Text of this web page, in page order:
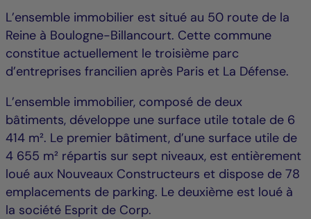
L’ensemble immobilier est situé au 50 route de la
Reine à Boulogne-Billancourt. Cette commune
constitue actuellement le troisième parc
d’entreprises francilien après Paris et La Défense.
L’ensemble immobilier, composé de deux
bâtiments, développe une surface utile totale de 6
414 m². Le premier bâtiment, d’une surface utile de
4 655 m² répartis sur sept niveaux, est entièrement
loué aux Nouveaux Constructeurs et dispose de 78
emplacements de parking. Le deuxième est loué à
la société Esprit de Corp.